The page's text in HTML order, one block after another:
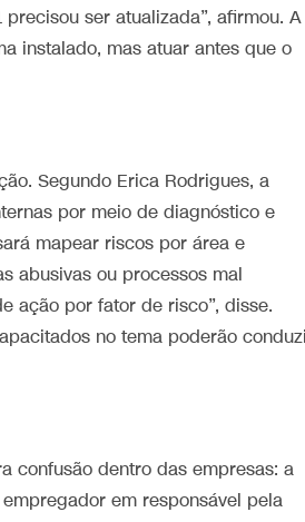
ser atualizada”, afirmou. A
instalado, mas atuar antes que o
Segundo Erica Rodrigues, a
por meio de diagnóstico e
mapear riscos por área e
abusivas ou processos mal
ação por fator de risco”, disse.
no tema poderão
confusão dentro das empresas: a
em responsável pela